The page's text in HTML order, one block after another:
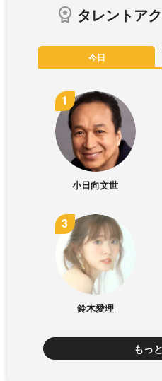
タレントア
今日
小日向文世
鈴木愛理
もっ